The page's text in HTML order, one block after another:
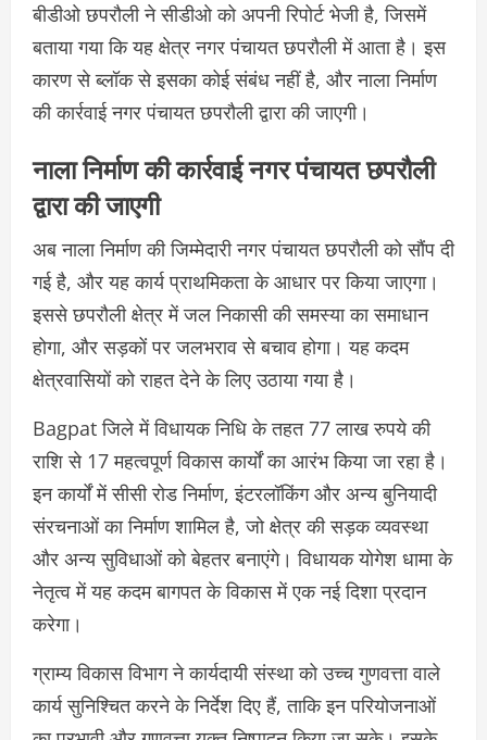
बीडीओ छपरौली ने सीडीओ को अपनी रिपोर्ट भेजी है, जिसमें
बताया गया कि यह क्षेत्र नगर पंचायत छपरौली में आता है। इस
कारण से ब्लॉक से इसका कोई संबंध नहीं है, और नाला निर्माण
की कार्रवाई नगर पंचायत छपरौली द्वारा की जाएगी।
नाला निर्माण की कार्रवाई नगर पंचायत छपरौली
द्वारा की जाएगी
अब नाला निर्माण की जिम्मेदारी नगर पंचायत छपरौली को सौंप दी
गई है, और यह कार्य प्राथमिकता के आधार पर किया जाएगा।
इससे छपरौली क्षेत्र में जल निकासी की समस्या का समाधान
होगा, और सड़कों पर जलभराव से बचाव होगा। यह कदम
क्षेत्रवासियों को राहत देने के लिए उठाया गया है।
Bagpat जिले में विधायक निधि के तहत 77 लाख रुपये की
राशि से 17 महत्वपूर्ण विकास कार्यों का आरंभ किया जा रहा है।
इन कार्यों में सीसी रोड निर्माण, इंटरलॉकिंग और अन्य बुनियादी
संरचनाओं का निर्माण शामिल है, जो क्षेत्र की सड़क व्यवस्था
और अन्य सुविधाओं को बेहतर बनाएंगे। विधायक योगेश धामा के
नेतृत्व में यह कदम बागपत के विकास में एक नई दिशा प्रदान
करेगा।
ग्राम्य विकास विभाग ने कार्यदायी संस्था को उच्च गुणवत्ता वाले
कार्य सुनिश्चित करने के निर्देश दिए हैं, ताकि इन परियोजनाओं